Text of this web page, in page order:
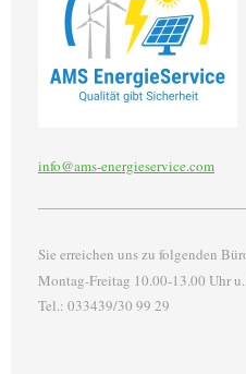
info@ams-energieservice.com
Sie erreichen uns zu folgenden
Montag-Freitag 10.00-13.00 Uhr
Tel.: 033439/30 99 29